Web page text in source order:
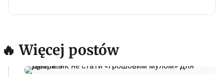
🔥 Więcej postów